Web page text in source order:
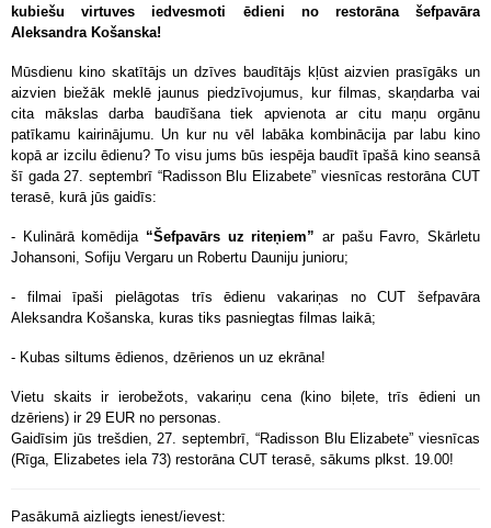
kubiešu virtuves iedvesmoti ēdieni no restorāna šefpavāra
Aleksandra Košanska!
Mūsdienu kino skatītājs un dzīves baudītājs kļūst aizvien prasīgāks un
aizvien biežāk meklē jaunus piedzīvojumus, kur filmas, skaņdarba vai
cita mākslas darba baudīšana tiek apvienota ar citu maņu orgānu
patīkamu kairinājumu. Un kur nu vēl labāka kombinācija par labu kino
kopā ar izcilu ēdienu? To visu jums būs iespēja baudīt īpašā kino seansā
šī gada 27. septembrī “Radisson Blu Elizabete” viesnīcas restorāna CUT
terasē, kurā jūs gaidīs:
- Kulinārā komēdija “Šefpavārs uz riteņiem” ar pašu Favro, Skārletu
Johansoni, Sofiju Vergaru un Robertu Dauniju junioru;
- filmai īpaši pielāgotas trīs ēdienu vakariņas no CUT šefpavāra
Aleksandra Košanska, kuras tiks pasniegtas filmas laikā;
- Kubas siltums ēdienos, dzērienos un uz ekrāna!
Vietu skaits ir ierobežots, vakariņu cena (kino biļete, trīs ēdieni un
dzēriens) ir 29 EUR no personas.
Gaidīsim jūs trešdien, 27. septembrī, “Radisson Blu Elizabete” viesnīcas
(Rīga, Elizabetes iela 73) restorāna CUT terasē, sākums plkst. 19.00!
Pasākumā aizliegts ienest/ievest: